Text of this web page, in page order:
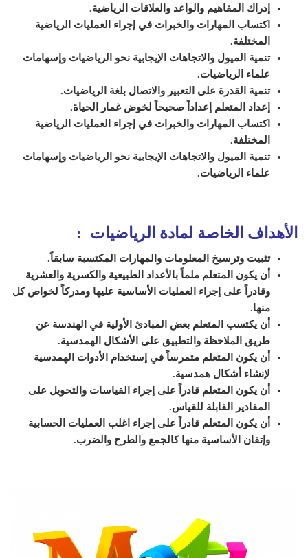
إدراك المفاهيم والواعد والعلاقات الرياضية.
اكتساب المهارات والخبرات في إجراء العمليات الرياضية
المختلفة.
تنمية الميول والاتجاهات الإيجابية نحو الرياضيات وإسهامات
علماء الرياضيات.
تنمية القدرة على التعبير والاتصال بلغة الرياضيات.
إعداد المتعلم إعداداً صحيحاً لخوض غمار الحياة.
اكتساب المهارات والخبرات في إجراء العمليات الرياضية
المختلفة.
تنمية الميول والاتجاهات الإيجابية نحو الرياضيات وإسهامات
علماء الرياضيات.
الأهداف الخاصة لمادة الرياضيات :
تثبيت وترسيخ المعلومات والمهارات المكتسبة سابقاً.
أن يكون المتعلم ملماً بالأعداد الطبيعية والكسرية والعشرية
وقادراً على إجراء العمليات الأساسية عليها ومدركاً لخواص كل
منها.
أن يكتسب المتعلم بعض المبادئ الأولية في الهندسة عن
طريق الملاحظة والتطبيق على الأشكال الهمدسية.
أن يكون المتعلم متمرساً في إستخدام الأدوات الهمدسية
لإنشاء أشكال همدسية.
أن يكون المتعلم قادراً على إجراء القياسات والتحويل على
المقادير القابلة للقياس.
أن يكون المتعلم قادراً على إجراء اغلب العمليات الحسابية
وإتقان الأساسية منها كالجمع والطرح والضرب.